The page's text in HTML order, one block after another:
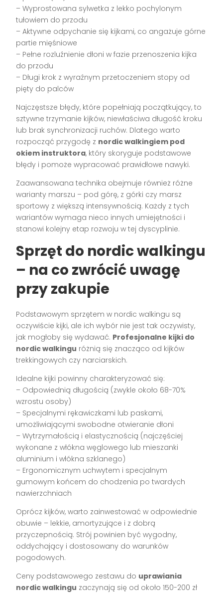
– Wyprostowana sylwetka z lekko pochylonym
tułowiem do przodu
– Aktywne odpychanie się kijkami, co angażuje górne
partie mięśniowe
– Pełne rozluźnienie dłoni w fazie przenoszenia kijka
do przodu
– Długi krok z wyraźnym przetoczeniem stopy od
pięty do palców
Najczęstsze błędy, które popełniają początkujący, to
sztywne trzymanie kijków, niewłaściwa długość kroku
lub brak synchronizacji ruchów. Dlatego warto
rozpocząć przygodę z nordic walkingiem pod
okiem instruktora, który skoryguje podstawowe
błędy i pomoże wypracować prawidłowe nawyki.
Zaawansowana technika obejmuje również różne
warianty marszu – pod górę, z górki czy marsz
sportowy z większą intensywnością. Każdy z tych
wariantów wymaga nieco innych umiejętności i
stanowi kolejny etap rozwoju w tej dyscyplinie.
Sprzęt do nordic walkingu
– na co zwrócić uwagę
przy zakupie
Podstawowym sprzętem w nordic walkingu są
oczywiście kijki, ale ich wybór nie jest tak oczywisty,
jak mogłoby się wydawać. Profesjonalne kijki do
nordic walkingu różnią się znacząco od kijków
trekkingowych czy narciarskich.
Idealne kijki powinny charakteryzować się:
– Odpowiednią długością (zwykle około 68-70%
wzrostu osoby)
– Specjalnymi rękawiczkami lub paskami,
umożliwiającymi swobodne otwieranie dłoni
– Wytrzymałością i elastycznością (najczęściej
wykonane z włókna węglowego lub mieszanki
aluminium i włókna szklanego)
– Ergonomicznym uchwytem i specjalnym
gumowym końcem do chodzenia po twardych
nawierzchniach
Oprócz kijków, warto zainwestować w odpowiednie
obuwie – lekkie, amortyzujące i z dobrą
przyczepnością. Strój powinien być wygodny,
oddychający i dostosowany do warunków
pogodowych.
Ceny podstawowego zestawu do uprawiania
nordic walkingu zaczynają się od około 150-200 zł